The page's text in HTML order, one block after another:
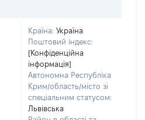
Країна: Україна
Поштовий індекс:
[Конфіденційна
інформація]
Автономна Республіка
Крим/область/місто зі
спеціальним статусом:
Львівська